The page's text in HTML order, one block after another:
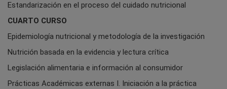
Estandarización en el proceso del cuidado nutricional
CUARTO CURSO
Epidemiología nutricional y metodología de la investigación
Nutrición basada en la evidencia y lectura crítica
Legislación alimentaria e información al consumidor
Prácticas Académicas externas I. Iniciación a la práctica